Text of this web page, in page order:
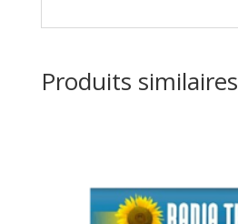
Produits similaires